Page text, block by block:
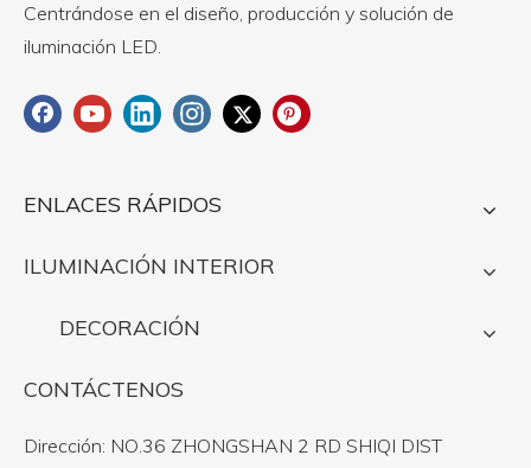
Centrándose en el diseño, producción y solución de
iluminación LED.
ENLACES RÁPIDOS
ILUMINACIÓN INTERIOR
DECORACIÓN
CONTÁCTENOS
Dirección: NO.36 ZHONGSHAN 2 RD SHIQI DIST